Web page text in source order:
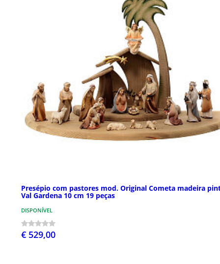
Presépio com pastores mod. Original Cometa madeira
Val Gardena 10 cm 19 peças
DISPONÍVEL
€ 529,00